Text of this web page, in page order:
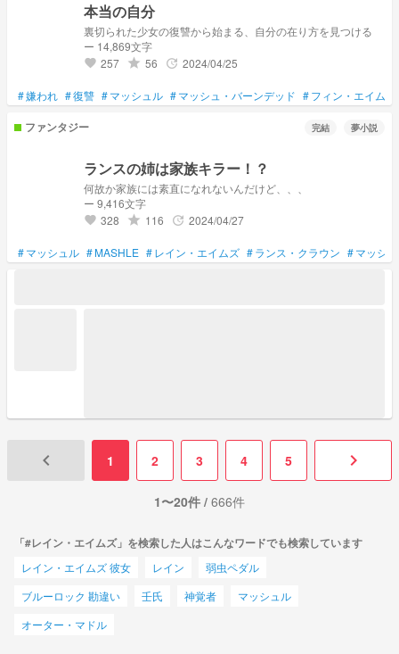
本当の自分
裏切られた少女の復讐から始まる、自分の在り方を見つける
ー 14,869文字
favorite 257 grade 56 update 2024/04/25
#嫌われ #復讐 #マッシュル #マッシュ・バーンデッド #フィン・エイムズ
ファンタジー 完結 夢小説
ランスの姉は家族キラー！？
何故か家族には素直になれないんだけど、、、
ー 9,416文字
favorite 328 grade 116 update 2024/04/27
#マッシュル #MASHLE #レイン・エイムズ #ランス・クラウン #マッシ
keyboard_arrow_left 1 2 3 4 5 keyboard_arrow_right
1〜20件 / 666件
「#レイン・エイムズ」を検索した人はこんなワードでも検索しています
レイン・エイムズ 彼女 レイン
弱虫ペダル
ブルーロック 勘違い
壬氏 神覚者
マッシュル
オーター・マドル